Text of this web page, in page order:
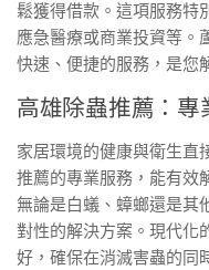
鬆獲得借款。這項服務特
應急醫療或商業投資等。
快速、便捷的服務，是您
高雄除蟲推薦：專
家居環境的健康與衛生直
推薦的專業服務，能有效
無論是白蟻、蟑螂還是其
對性的解決方案。現代化
好，確保在消滅害蟲的同